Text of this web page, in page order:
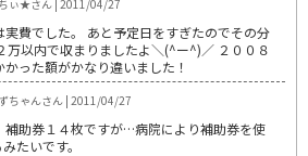
ぃ★さん | 2011/04/27
実費でした。 あと予定日をすぎたのでその分
以内で収まりましたよ＼(^ー^)／ ２００８
った額がかなり違いました！
ちゃんさん | 2011/04/27
補助券１４枚ですが…病院により補助券を使
たいです。